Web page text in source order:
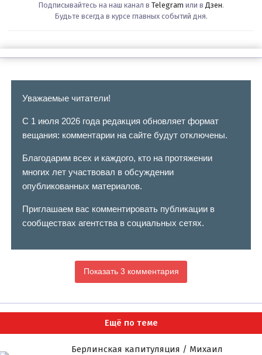
Подписывайтесь на наш канал в Telegram или в Дзен.
Будьте всегда в курсе главных событий дня.
Уважаемые читатели!
С 1 июля 2026 года редакция обновляет формат
вещания: комментарии на сайте будут отключены.
Благодарим всех и каждого, кто на протяжении
многих лет участвовал в обсуждении
опубликованных материалов.
Приглашаем вас комментировать публикации в
сообществах агентства в социальных сетях.
Показать 3 комментария
Ещё по теме
Берлинская капитуляция / Михаил